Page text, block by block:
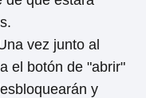
vez junto al
el botón de "abrir"
y